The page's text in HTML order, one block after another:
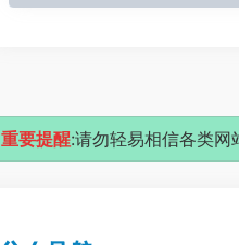
重要提醒:请勿轻易相信各类网